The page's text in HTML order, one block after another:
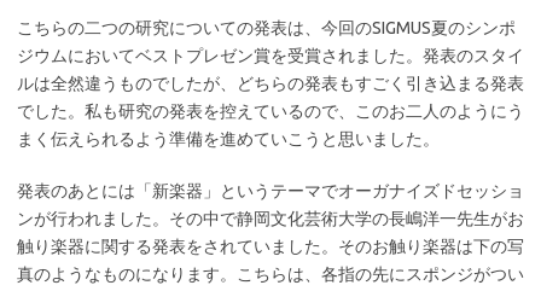
こちらの二つの研究についての発表は、今回のSIGMUS夏のシンポ
ジウムにおいてベストプレゼン賞を受賞されました。発表のスタイ
ルは全然違うものでしたが、どちらの発表もすごく引き込まる発表
でした。私も研究の発表を控えているので、このお二人のようにう
まく伝えられるよう準備を進めていこうと思いました。
発表のあとには「新楽器」というテーマでオーガナイズドセッショ
ンが行われました。その中で静岡文化芸術大学の長嶋洋一先生がお
触り楽器に関する発表をされていました。そのお触り楽器は下の写
真のようなものになります。こちらは、各指の先にスポンジがつい